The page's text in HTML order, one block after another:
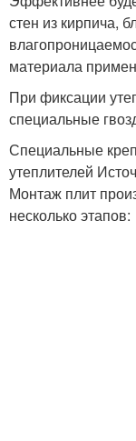
стен из кирпича,
материала
При фиксации
специальные
Специальные
утеплителей
Монтаж плит
несколько этапов: